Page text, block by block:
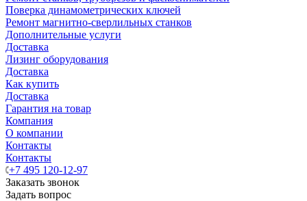
Поверка динамометрических ключей
Ремонт магнитно-сверлильных станков
Дополнительные услуги
Доставка
Лизинг оборудования
Доставка
Как купить
Доставка
Гарантия на товар
Компания
О компании
Контакты
Контакты
+7 495 120-12-97
Заказать звонок
Задать вопрос